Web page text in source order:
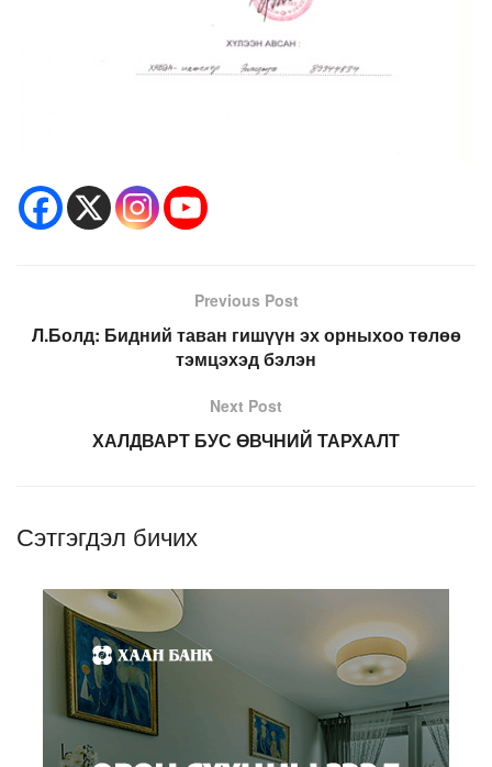
Previous Post
Л.Болд: Бидний таван гишүүн эх орныхоо төлөө
тэмцэхэд бэлэн
Next Post
ХАЛДВАРТ БУС ӨВЧНИЙ ТАРХАЛТ
Сэтгэгдэл бичих